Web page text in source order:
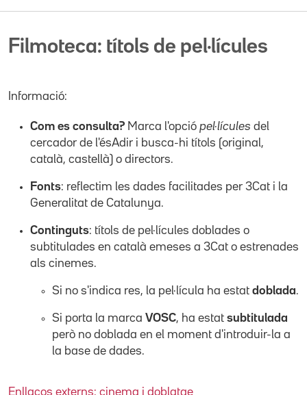
Filmoteca: títols de pel·lícules
Informació:
Com es consulta? Marca l'opció pel·lícules del
cercador de l'ésAdir i busca-hi títols (original,
català, castellà) o directors.
Fonts: reflectim les dades facilitades per 3Cat i la
Generalitat de Catalunya.
Continguts: títols de pel·lícules doblades o
subtitulades en català emeses a 3Cat o estrenades
als cinemes.
Si no s'indica res, la pel·lícula ha estat doblada.
Si porta la marca VOSC, ha estat subtitulada
però no doblada en el moment d'introduir-la a
la base de dades.
Enllaços externs: cinema i doblatge